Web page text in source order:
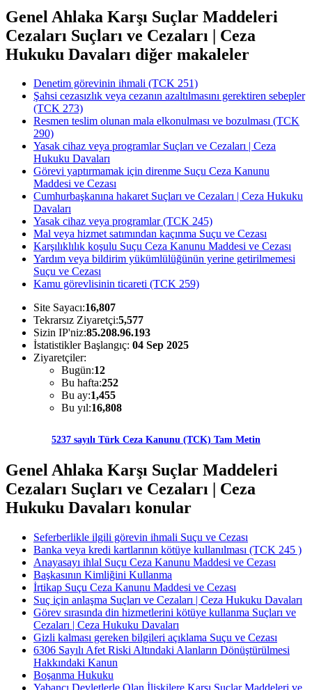
Genel Ahlaka Karşı Suçlar Maddeleri
Cezaları Suçları ve Cezaları | Ceza
Hukuku Davaları diğer makaleler
Denetim görevinin ihmali (TCK 251)
Şahsi cezasızlık veya cezanın azaltılmasını gerektiren sebepler
(TCK 273)
Resmen teslim olunan mala elkonulması ve bozulması (TCK
290)
Yasak cihaz veya programlar Suçları ve Cezaları | Ceza
Hukuku Davaları
Görevi yaptırmamak için direnme Suçu Ceza Kanunu
Maddesi ve Cezası
Cumhurbaşkanına hakaret Suçları ve Cezaları | Ceza Hukuku
Davaları
Yasak cihaz veya programlar (TCK 245)
Mal veya hizmet satımından kaçınma Suçu ve Cezası
Karşılıklılık koşulu Suçu Ceza Kanunu Maddesi ve Cezası
Yardım veya bildirim yükümlülüğünün yerine getirilmemesi
Suçu ve Cezası
Kamu görevlisinin ticareti (TCK 259)
Site Sayacı:16,807
Tekrarsız Ziyaretçi:5,577
Sizin IP'niz:85.208.96.193
İstatistikler Başlangıç: 04 Sep 2025
Ziyaretçiler:
Bugün:12
Bu hafta:252
Bu ay:1,455
Bu yıl:16,808
5237 sayılı Türk Ceza Kanunu (TCK) Tam Metin
Genel Ahlaka Karşı Suçlar Maddeleri
Cezaları Suçları ve Cezaları | Ceza
Hukuku Davaları konular
Seferberlikle ilgili görevin ihmali Suçu ve Cezası
Banka veya kredi kartlarının kötüye kullanılması (TCK 245 )
Anayasayı ihlal Suçu Ceza Kanunu Maddesi ve Cezası
Başkasının Kimliğini Kullanma
İrtikap Suçu Ceza Kanunu Maddesi ve Cezası
Suç için anlaşma Suçları ve Cezaları | Ceza Hukuku Davaları
Görev sırasında din hizmetlerini kötüye kullanma Suçları ve
Cezaları | Ceza Hukuku Davaları
Gizli kalması gereken bilgileri açıklama Suçu ve Cezası
6306 Sayılı Afet Riski Altındaki Alanların Dönüştürülmesi
Hakkındaki Kanun
Boşanma Hukuku